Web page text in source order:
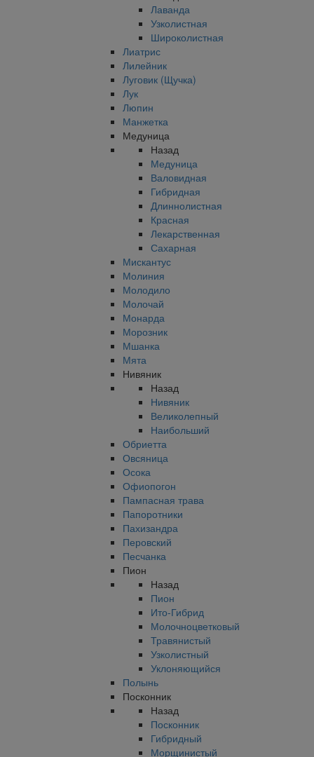
Лаванда
Узколистная
Широколистная
Лиатрис
Лилейник
Луговик (Щучка)
Лук
Люпин
Манжетка
Медуница
Назад
Медуница
Валовидная
Гибридная
Длиннолистная
Красная
Лекарственная
Сахарная
Мискантус
Молиния
Молодило
Молочай
Монарда
Морозник
Мшанка
Мята
Нивяник
Назад
Нивяник
Великолепный
Наибольший
Обриетта
Овсяница
Осока
Офиопогон
Пампасная трава
Папоротники
Пахизандра
Перовский
Песчанка
Пион
Назад
Пион
Ито-Гибрид
Молочноцветковый
Травянистый
Узколистный
Уклоняющийся
Полынь
Посконник
Назад
Посконник
Гибридный
Морщинистый